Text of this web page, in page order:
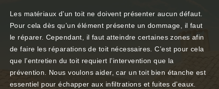
Les matériaux d’un toit ne doivent présenter aucun défaut.
Pour cela dès qu’un élément présente un dommage, il faut
le réparer. Cependant, il faut atteindre certaines zones afin
de faire les réparations de toit nécessaires. C’est pour cela
que l’entretien du toit requiert l’intervention que la
prévention. Nous voulons aider, car un toit bien étanche est
essentiel pour échapper aux infiltrations et fuites d’eaux.